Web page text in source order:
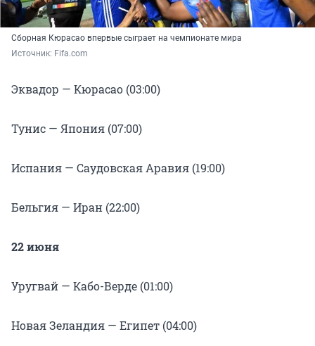
Сборная Кюрасао впервые сыграет на чемпионате мира
Источник: Fifa.сom
Эквадор — Кюрасао (03:00)
Тунис — Япония (07:00)
Испания — Саудовская Аравия (19:00)
Бельгия — Иран (22:00)
22 июня
Уругвай — Кабо-Верде (01:00)
Новая Зеландия — Египет (04:00)